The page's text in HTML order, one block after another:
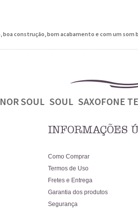
construção, bom acabamento e com um
SOUL SOUL SAXOFONE
INFORMAÇÕES
Como Comprar
Termos de Uso
Fretes e Entrega
Garantia dos produtos
Segurança